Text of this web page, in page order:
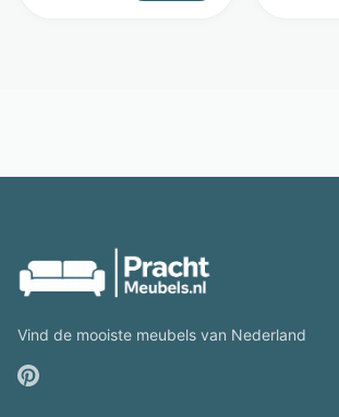
Vind de mooiste meubels van Nederland